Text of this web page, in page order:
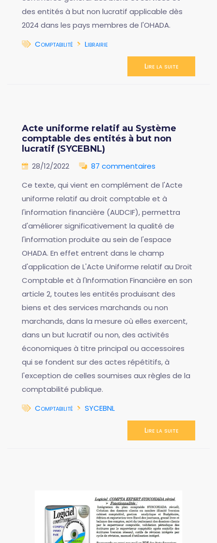
des entités à but non lucratif applicable dès
2024 dans les pays membres de l'OHADA.
Comptabilité
Librairie
Lire la suite
Acte uniforme relatif au Système
comptable des entités à but non
lucratif (SYCEBNL)
28/12/2022
87 commentaires
Ce texte, qui vient en complément de l'Acte
uniforme relatif au droit comptable et à
l'information financière (AUDCIF), permettra
d'améliorer significativement la qualité de
l'information produite au sein de l'espace
OHADA. En effet entrent dans le champ
d'application de L'Acte Uniforme relatif au Droit
Comptable et à l'Information Financière en son
article 2, toutes les entités produisant des
biens et des services marchands ou non
marchands, dans la mesure où elles exercent,
dans un but lucratif ou non, des activités
économiques à titre principal ou accessoires
qui se fondent sur des actes répétitifs, à
l'exception de celles soumises aux règles de la
comptabilité publique.
Comptabilité
SYCEBNL
Lire la suite